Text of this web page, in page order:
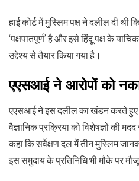
हाई कोर्ट में मुस्लिम पक्ष ने दलील दी थी
‘पक्षपातपूर्ण’ है और इसे हिंदू पक्ष के
उद्देश्य से तैयार किया गया है।
एएसआई ने आरोपों को
एएसआई ने इस दलील का खंडन करते हुए
वैज्ञानिक प्रक्रिया को विशेषज्ञों की
कहा कि सर्वेक्षण दल में तीन मुस्लिम
इस समुदाय के प्रतिनिधि भी मौके पर